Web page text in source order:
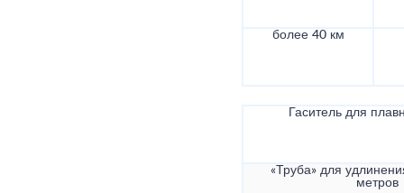
более 40 км
Гаситель для
«Труба» для
метров